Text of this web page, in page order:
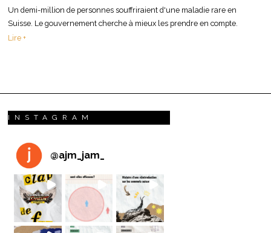
Un demi-million de personnes souffriraient d'une maladie rare en
Suisse. Le gouvernement cherche à mieux les prendre en compte.
Lire +
INSTAGRAM
@ajm_jam_